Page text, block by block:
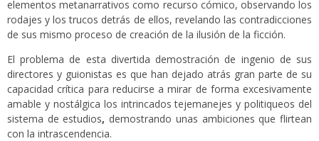
elementos metanarrativos como recurso cómico, observando los
rodajes y los trucos detrás de ellos, revelando las contradicciones
de sus mismo proceso de creación de la ilusión de la ficción.
El problema de esta divertida demostración de ingenio de sus
directores y guionistas es que han dejado atrás gran parte de su
capacidad crítica para reducirse a mirar de forma excesivamente
amable y nostálgica los intrincados tejemanejes y politiqueos del
sistema de estudios, demostrando unas ambiciones que flirtean
con la intrascendencia.